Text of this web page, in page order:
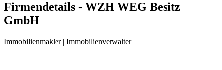
Firmendetails - WZH WEG Besitz
GmbH
Immobilienmakler | Immobilienverwalter